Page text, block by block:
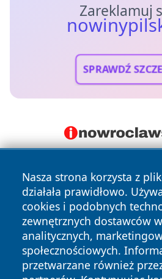
Zareklamuj
SPRAWDŹ
Nasza strona korzysta z
działała prawidłowo.
cookies i podobnych
zewnętrznych dostawców
analitycznych,
społecznościowych.
przetwarzane również
Copyright © 2026 nowinypilskie.pl
zastrzeżone.